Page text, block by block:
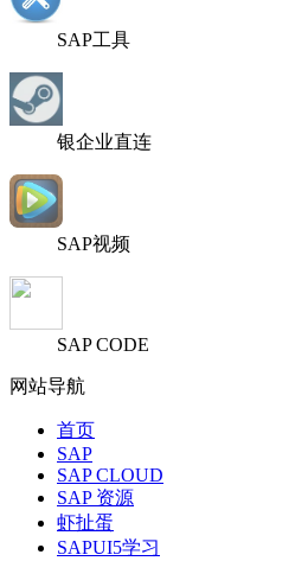
SAP工具
银企业直连
SAP视频
SAP CODE
网站导航
首页
SAP
SAP CLOUD
SAP 资源
虾扯蛋
SAPUI5学习